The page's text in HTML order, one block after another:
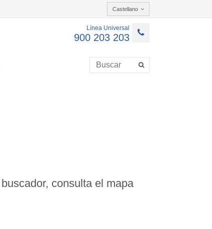
Castellano
Línea Universal
900 203 203
consulta el mapa